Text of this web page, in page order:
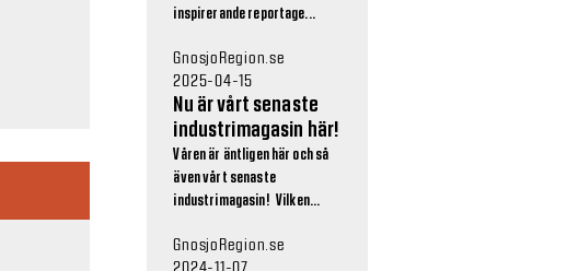
inspirerande reportage...
GnosjoRegion.se
2025-04-15
Nu är vårt senaste
industrimagasin här!
Våren är äntligen här och så
även vårt senaste
industrimagasin! Vilken...
GnosjoRegion.se
2024-11-07